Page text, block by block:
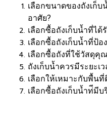
เลือกขนาดของถังเก็
อาศัย?
เลือกซื้อถังเก็บน้ำที่ได้
เลือกซื้อถังเก็บน้ำที่ป้อ
เลือกซื้อถังที่ใช้วัสดุคุ
ถังเก็บน้ำควรมีระยะเ
เลือกให้เหมาะกับพื้นที่
เลือกซื้อถังเก็บน้ำท่ีมี